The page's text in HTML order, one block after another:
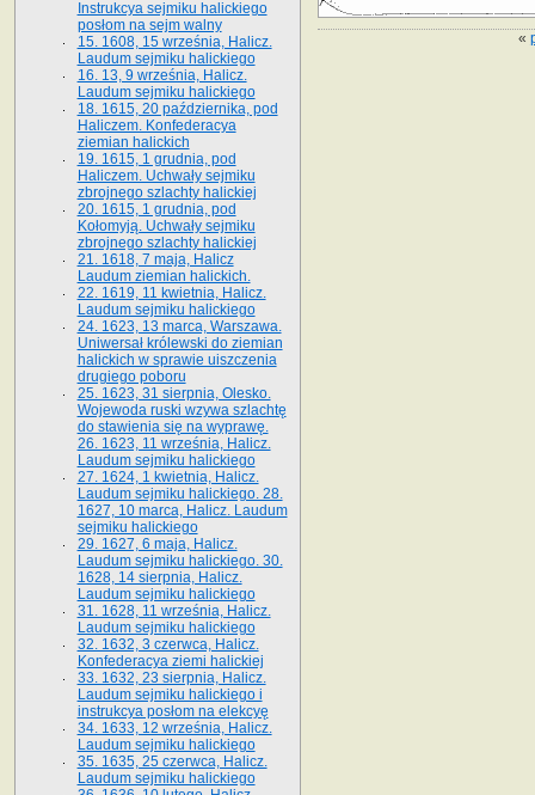
«
Instrukcya sejmiku halickiego
posłom na sejm walny
15. 1608, 15 września, Halicz.
Laudum sejmiku halickiego
16. 13, 9 września, Halicz.
Laudum sejmiku halickiego
18. 1615, 20 października, pod
Haliczem. Konfederacya
ziemian halickich
19. 1615, 1 grudnia, pod
Haliczem. Uchwały sejmiku
zbrojnego szlachty halickiej
20. 1615, 1 grudnia, pod
Kołomyją. Uchwały sejmiku
zbrojnego szlachty halickiej
21. 1618, 7 maja, Halicz
Laudum ziemian halickich.
22. 1619, 11 kwietnia, Halicz.
Laudum sejmiku halickiego
24. 1623, 13 marca, Warszawa.
Uniwersał królewski do ziemian
halickich w sprawie uiszczenia
drugiego poboru
25. 1623, 31 sierpnia, Olesko.
Wojewoda ruski wzywa szlachtę
do stawienia się na wyprawę.
26. 1623, 11 września, Halicz.
Laudum sejmiku halickiego
27. 1624, 1 kwietnia, Halicz.
Laudum sejmiku halickiego. 28.
1627, 10 marca, Halicz. Laudum
sejmiku halickiego
29. 1627, 6 maja, Halicz.
Laudum sejmiku halickiego. 30.
1628, 14 sierpnia, Halicz.
Laudum sejmiku halickiego
31. 1628, 11 września, Halicz.
Laudum sejmiku halickiego
32. 1632, 3 czerwca, Halicz.
Konfederacya ziemi halickiej
33. 1632, 23 sierpnia, Halicz.
Laudum sejmiku halickiego i
instrukcya posłom na elekcyę
34. 1633, 12 września, Halicz.
Laudum sejmiku halickiego
35. 1635, 25 czerwca, Halicz.
Laudum sejmiku halickiego